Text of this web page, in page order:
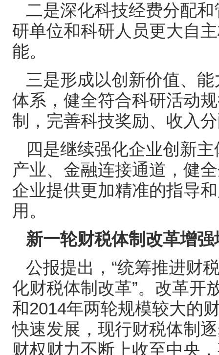
二是深化科技经费分配
研单位和科研人员更大自
能。
三是形成以创新价值、
体系，健全符合科研活动
制，完善科技奖励、收入
四是继续强化企业创新
产业、金融连接通道，健
企业提供更加精准的指导
用。
新一轮财税体制改革增
公报提出，“统筹推进财
化财税体制改革”。改革开
和2014年两轮规模较大的
快速发展，现行财税体制
财权财力不断上收至中央